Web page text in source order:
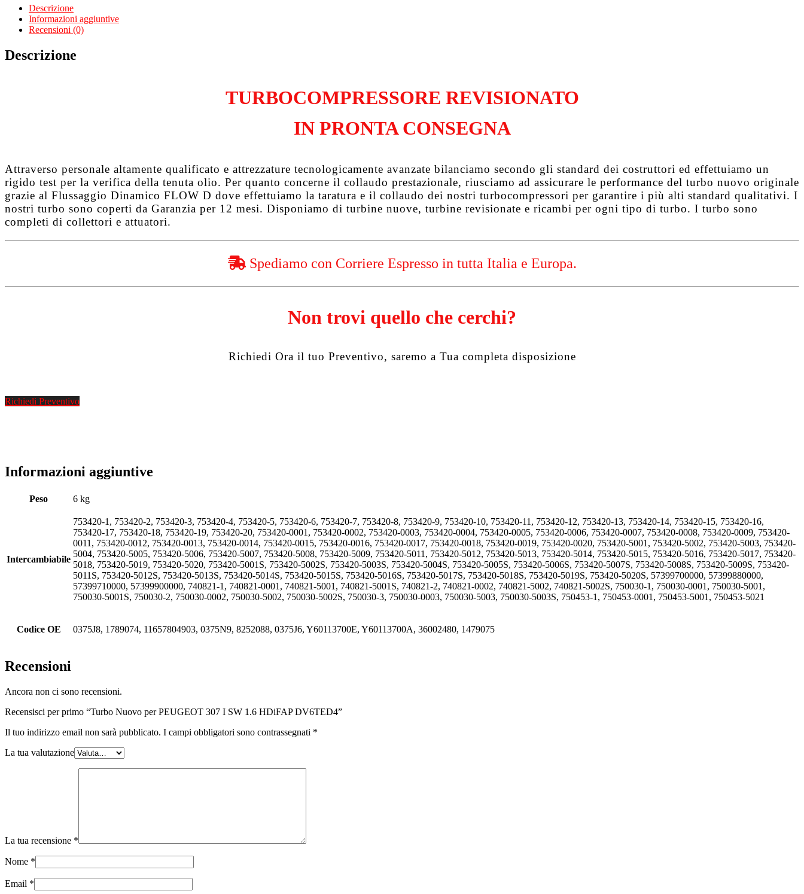
HDiFAP
DV6TED4
Descrizione
Informazioni aggiuntive
Recensioni (0)
Descrizione
TURBOCOMPRESSORE REVISIONATO
IN PRONTA CONSEGNA
Attraverso personale altamente qualificato e attrezzature tecnologicamente avanzate bilanciamo secondo gli standard dei costruttori ed effettuiamo un
rigido test per la verifica della tenuta olio. Per quanto concerne il collaudo prestazionale, riusciamo ad assicurare le performance del turbo nuovo originale
grazie al Flussaggio Dinamico FLOW D dove effettuiamo la taratura e il collaudo dei nostri turbocompressori per garantire i più alti standard qualitativi. I
nostri turbo sono coperti da Garanzia per 12 mesi. Disponiamo di turbine nuove, turbine revisionate e ricambi per ogni tipo di turbo. I turbo sono
completi di collettori e attuatori.
Spediamo con Corriere Espresso in tutta Italia e Europa.
Non trovi quello che cerchi?
Richiedi Ora il tuo Preventivo, saremo a Tua completa disposizione
Richiedi Preventivo
Informazioni aggiuntive
Peso 6 kg
Intercambiabile
753420-1, 753420-2, 753420-3, 753420-4, 753420-5, 753420-6, 753420-7, 753420-8, 753420-9, 753420-10, 753420-11, 753420-12, 753420-13, 753420-14, 753420-15, 753420-16,
753420-17, 753420-18, 753420-19, 753420-20, 753420-0001, 753420-0002, 753420-0003, 753420-0004, 753420-0005, 753420-0006, 753420-0007, 753420-0008, 753420-0009, 753420-
0011, 753420-0012, 753420-0013, 753420-0014, 753420-0015, 753420-0016, 753420-0017, 753420-0018, 753420-0019, 753420-0020, 753420-5001, 753420-5002, 753420-5003, 753420-
5004, 753420-5005, 753420-5006, 753420-5007, 753420-5008, 753420-5009, 753420-5011, 753420-5012, 753420-5013, 753420-5014, 753420-5015, 753420-5016, 753420-5017, 753420-
5018, 753420-5019, 753420-5020, 753420-5001S, 753420-5002S, 753420-5003S, 753420-5004S, 753420-5005S, 753420-5006S, 753420-5007S, 753420-5008S, 753420-5009S, 753420-
5011S, 753420-5012S, 753420-5013S, 753420-5014S, 753420-5015S, 753420-5016S, 753420-5017S, 753420-5018S, 753420-5019S, 753420-5020S, 57399700000, 57399880000,
57399710000, 57399900000, 740821-1, 740821-0001, 740821-5001, 740821-5001S, 740821-2, 740821-0002, 740821-5002, 740821-5002S, 750030-1, 750030-0001, 750030-5001,
750030-5001S, 750030-2, 750030-0002, 750030-5002, 750030-5002S, 750030-3, 750030-0003, 750030-5003, 750030-5003S, 750453-1, 750453-0001, 750453-5001, 750453-5021
Codice OE 0375J8, 1789074, 11657804903, 0375N9, 8252088, 0375J6, Y60113700E, Y60113700A, 36002480, 1479075
Recensioni
Ancora non ci sono recensioni.
Recensisci per primo “Turbo Nuovo per PEUGEOT 307 I SW 1.6 HDiFAP DV6TED4”
Il tuo indirizzo email non sarà pubblicato. I campi obbligatori sono contrassegnati *
La tua valutazione
La tua recensione *
Nome *
Email *